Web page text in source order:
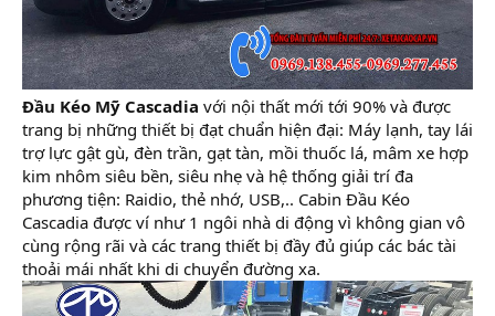
Đầu Kéo Mỹ Cascadia với nội thất mới tới 90% và được
trang bị những thiết bị đạt chuẩn hiện đại: Máy lạnh, tay lái
trợ lực gật gù, đèn trần, gạt tàn, mồi thuốc lá, mâm xe hợp
kim nhôm siêu bền, siêu nhẹ và hệ thống giải trí đa
phương tiện: Raidio, thẻ nhớ, USB,.. Cabin Đầu Kéo
Cascadia được ví như 1 ngôi nhà di động vì không gian vô
cùng rộng rãi và các trang thiết bị đầy đủ giúp các bác tài
thoải mái nhất khi di chuyển đường xa.